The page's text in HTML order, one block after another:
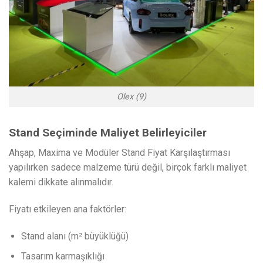
Olex (9)
Stand Seçiminde Maliyet Belirleyiciler
Ahşap, Maxima ve Modüler Stand Fiyat Karşılaştırması
yapılırken sadece malzeme türü değil, birçok farklı maliyet
kalemi dikkate alınmalıdır.
Fiyatı etkileyen ana faktörler:
Stand alanı (m² büyüklüğü)
Tasarım karmaşıklığı